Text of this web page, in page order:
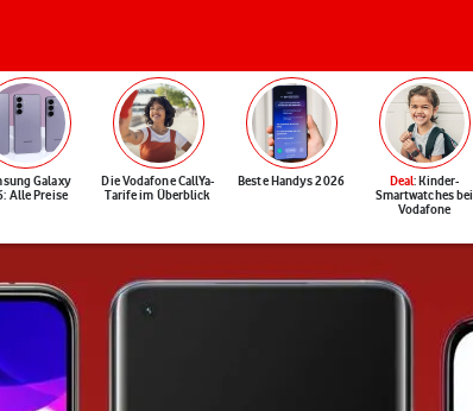
Galaxy
Alle Preise
Die Vodafone CallYa-
Tarife im Überblick
Beste Handys 2026 Deal: Kinder-
Smartwatches bei
Vodafone